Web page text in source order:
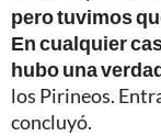
pero tuvimos
En cualquier
hubo una
los Pirineos.
concluyó.